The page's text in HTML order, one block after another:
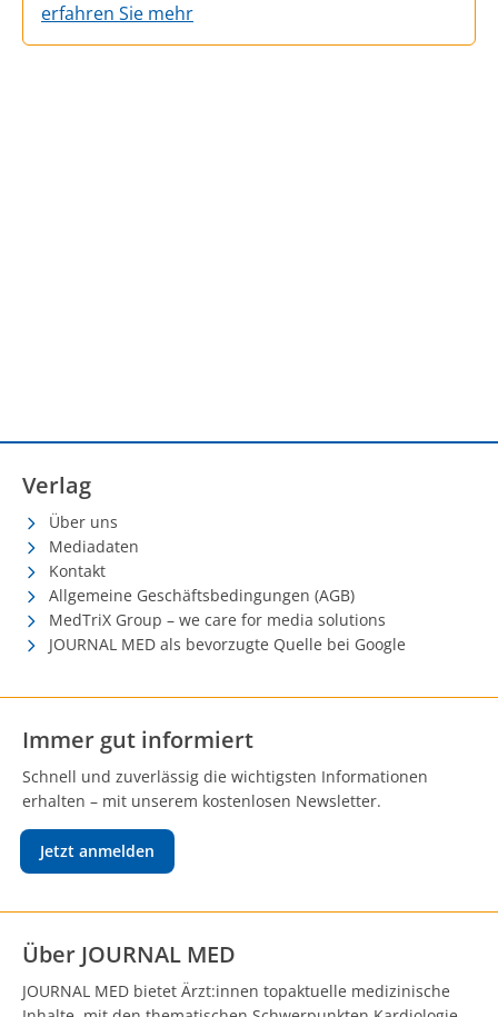
erfahren Sie mehr
Verlag
Über uns
Mediadaten
Kontakt
Allgemeine Geschäftsbedingungen (AGB)
MedTriX Group – we care for media solutions
JOURNAL MED als bevorzugte Quelle bei Google
Immer gut informiert
Schnell und zuverlässig die wichtigsten Informationen
erhalten – mit unserem kostenlosen Newsletter.
Jetzt anmelden
Über JOURNAL MED
JOURNAL MED bietet Ärzt:innen topaktuelle medizinische